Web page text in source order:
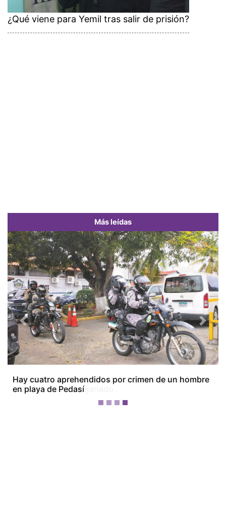
¿Qué viene para Yemil tras salir de prisión?
Más leídas
Ganaderos de Veraguas alertan por importaciones
lácteas y hurto de ganado
Previous Next